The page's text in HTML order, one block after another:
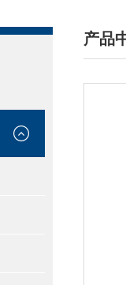
产品
/